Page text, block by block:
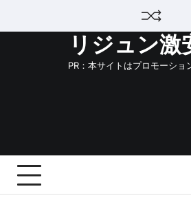
リジュン激
PR：本サイトはプロモーショ